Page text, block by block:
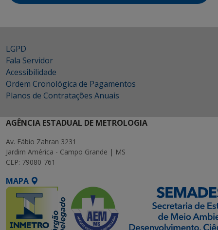
LGPD
Fala Servidor
Acessibilidade
Ordem Cronológica de Pagamentos
Planos de Contratações Anuais
AGÊNCIA ESTADUAL DE METROLOGIA
Av. Fábio Zahran 3231
Jardim América - Campo Grande | MS
CEP: 79080-761
MAPA